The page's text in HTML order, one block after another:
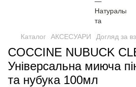
Каталог АКСЕСУАРИ Догляд за
COCCINE NUBUCK
Універсальна миюча
та нубука 100мл